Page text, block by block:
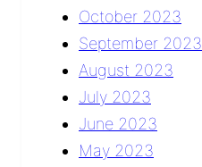
October 2023
September 2023
August 2023
July 2023
June 2023
May 2023